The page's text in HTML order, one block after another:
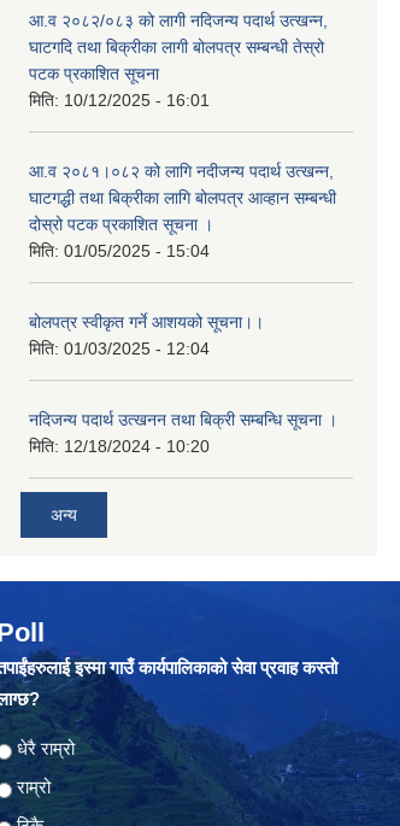
आ.व २०८२/०८३ को लागी नदिजन्य पदार्थ उत्खन्न,
घाटगदि तथा बिक्रीका लागी बोलपत्र सम्बन्धी तेस्रो
पटक प्रकाशित सूचना
मिति: 10/12/2025 - 16:01
आ.व २०८१।०८२ को लागि नदीजन्य पदार्थ उत्खन्न,
घाटगद्धी तथा बिक्रीका लागि बोलपत्र आव्हान सम्बन्धी
दोस्रो पटक प्रकाशित सूचना ।
मिति: 01/05/2025 - 15:04
बोलपत्र स्वीकृत गर्ने आशयको सूचना।।
मिति: 01/03/2025 - 12:04
नदिजन्य पदार्थ उत्खनन तथा बिक्री सम्बन्धि सूचना ।
मिति: 12/18/2024 - 10:20
अन्य
इस्मा गाउँ कार्यपालिकाको सेवा प्रवाह कस्तो
धेरै राम्रो
राम्रो